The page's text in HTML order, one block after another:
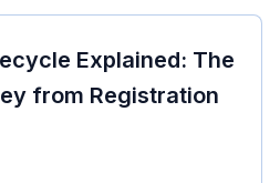
Explained: The
from Registration